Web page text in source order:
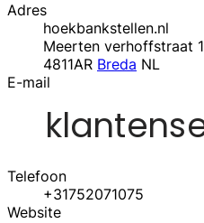
Adres
hoekbankstellen.nl
Meerten verhoffstraat 1
4811AR Breda NL
E-mail
Telefoon
+31752071075
Website